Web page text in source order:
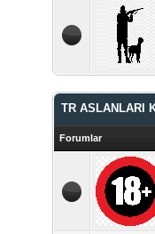
TR ASLANLARI
Forumlar